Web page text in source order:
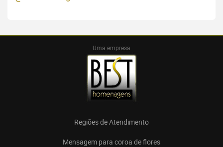
Uma empresa
Regiões de Atendimento
Mensagem para coroa de flores